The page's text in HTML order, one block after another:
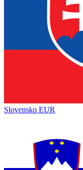
Slovensko EUR